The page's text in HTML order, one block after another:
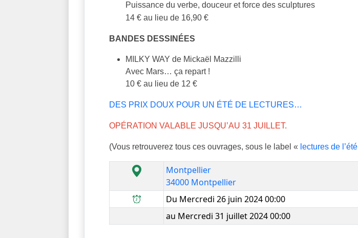
Puissance du verbe, douceur et force des sculptures
14 € au lieu de 16,90 €
BANDES DESSINÉES
MILKY WAY de Mickaël Mazzilli
Avec Mars… ça repart !
10 € au lieu de 12 €
DES PRIX DOUX POUR UN ÉTÉ DE LECTURES…
OPÉRATION VALABLE JUSQU’AU 31 JUILLET.
(Vous retrouverez tous ces ouvrages, sous le label « lectures de l’été
Montpellier
34000 Montpellier
Du Mercredi 26 juin 2024 00:00
au Mercredi 31 juillet 2024 00:00